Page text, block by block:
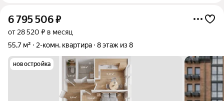
6 795 506₽
от 28 520 ₽ в месяц
55,7 м²
2-комн. квартира 8 этаж из 8
новостройка